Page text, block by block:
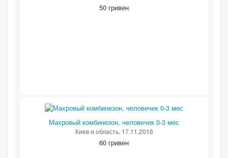
50 гривен
Махровый комбинезон, человечек 0-3 мес
Киев и область, 17.11.2016
60 гривен